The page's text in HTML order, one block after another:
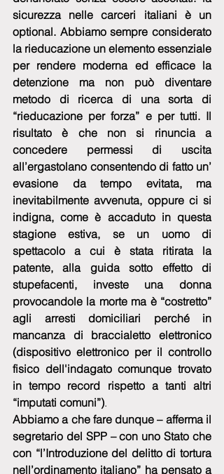
sicurezza nelle carceri italiani è un
optional. Abbiamo sempre considerato
la rieducazione un elemento essenziale
per rendere moderna ed efficace la
detenzione ma non può diventare
metodo di ricerca di una sorta di
“rieducazione per forza” e per tutti. Il
risultato è che non si rinuncia a
concedere permessi di uscita
all’ergastolano consentendo di fatto un’
evasione da tempo evitata, ma
inevitabilmente avvenuta, oppure ci si
indigna, come è accaduto in questa
stagione estiva, se un uomo di
spettacolo a cui è stata ritirata la
patente, alla guida sotto effetto di
stupefacenti, investe una donna
provocandole la morte ma è “costretto”
agli arresti domiciliari perché in
mancanza di braccialetto elettronico
(dispositivo elettronico per il controllo
fisico dell'indagato comunque trovato
in tempo record rispetto a tanti altri
“imputati comuni”).
Abbiamo a che fare dunque – afferma il
segretario del SPP – con uno Stato che
con “l’Introduzione del delitto di tortura
nell’ordinamento italiano” ha pensato a